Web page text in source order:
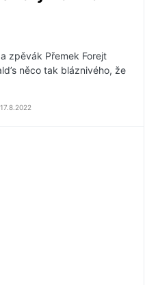
zpěvák Přemek Forejt
něco tak bláznivého, že
17.8.2022